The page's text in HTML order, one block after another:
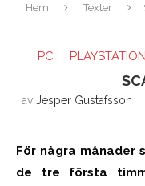
Hem Texter
PC PLAYSTATION
av Jesper Gustafsson
För några månader
de tre första